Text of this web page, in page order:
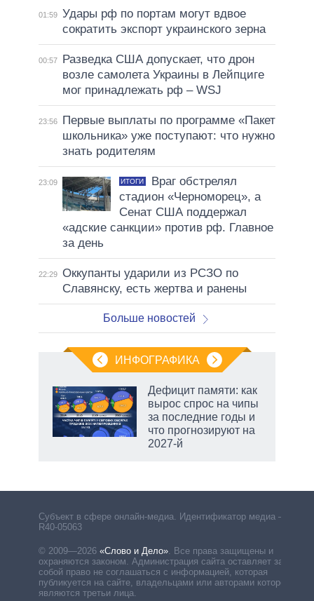
01:59 Удары рф по портам могут вдвое
сократить экспорт украинского зерна
00:57
Разведка США допускает, что дрон
возле самолета Украины в Лейпциге
мог принадлежать рф – WSJ
23:56
Первые выплаты по программе «Пакет
школьника» уже поступают: что нужно
знать родителям
23:09 ИТОГИ
Враг обстрелял
стадион «Черноморец», а
Сенат США поддержал
«адские санкции» против рф. Главное
за день
22:29 Оккупанты ударили из РСЗО по
Славянску, есть жертва и ранены
Больше новостей
ИНФОГРАФИКА
Дефицит памяти: как
вырос спрос на чипы
за последние годы и
что прогнозируют на
2027-й
Субъект в сфере онлайн-медиа. Идентификатор медиа –
R40-05063
© 2009—2026 «Слово и Дело»
Все права защищены и
охраняются законом. Администрация сайта оставляет за
собой право не соглашаться с информацией, которая
публикуется на сайте, владельцами или авторами которой
являются третьи лица.